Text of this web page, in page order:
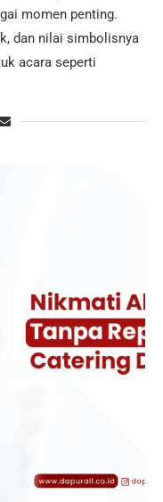
momen penting.
dan nilai simbolisnya
acara seperti